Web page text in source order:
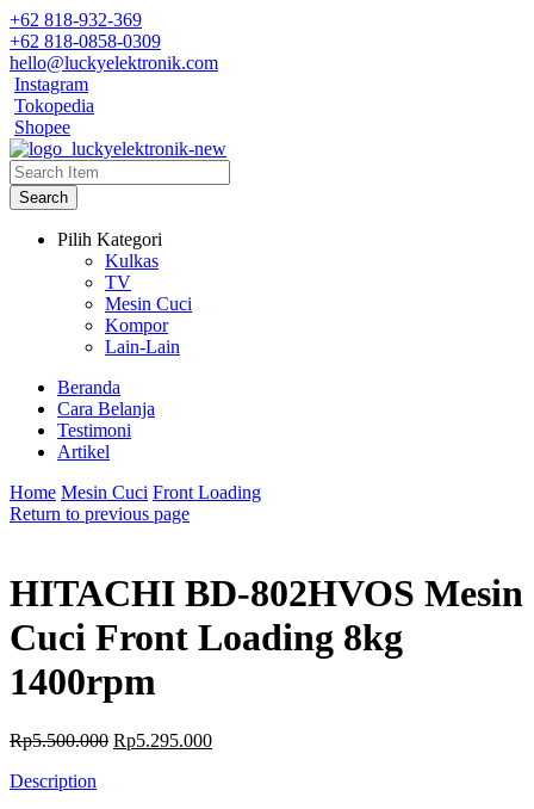
+62 818-932-369
+62 818-0858-0309
hello@luckyelektronik.com
Instagram
Tokopedia
Shopee
Search
Pilih Kategori
Kulkas
TV
Mesin Cuci
Kompor
Lain-Lain
Beranda
Cara Belanja
Testimoni
Artikel
Home Mesin Cuci Front Loading
Return to previous page
HITACHI BD-802HVOS Mesin
Cuci Front Loading 8kg
1400rpm
Rp5.500.000 Original
Rp5.295.000Current
Description